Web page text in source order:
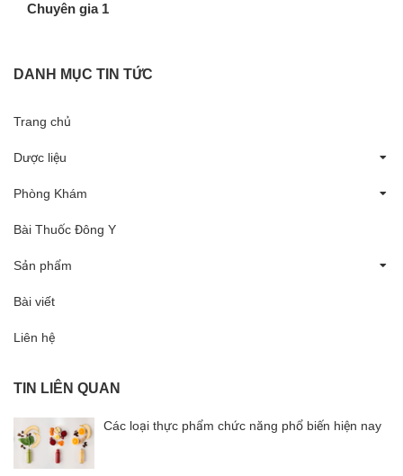
Chuyên gia 1
DANH MỤC TIN TỨC
Trang chủ
Dược liệu
Phòng Khám
Bài Thuốc Đông Y
Sản phẩm
Bài viết
Liên hệ
TIN LIÊN QUAN
Các loại thực phẩm chức năng phổ biến hiện nay